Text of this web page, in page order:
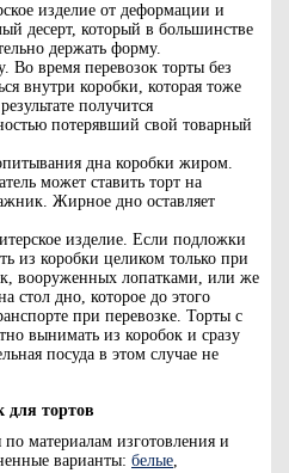
изделие от деформации и
десерт, который в большинстве
держать форму.
Во время перевозок торты без
внутри коробки, которая тоже
получится
потерявший свой товарный
дна коробки жиром.
может ставить торт на
Жирное дно оставляет
изделие. Если подложки
из коробки целиком только при
вооруженных лопатками, или же
стол дно, которое до этого
при перевозке. Торты с
вынимать из коробок и сразу
посуда в этом случае не
тортов
материалам изготовления и
варианты: белые,